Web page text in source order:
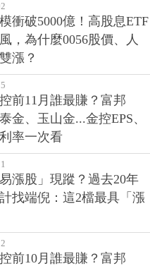
衝破5000億！高股息ETF
，為什麼0056股價、人
漲？
前11月誰最賺？富邦
金、玉山金...金控EPS、
率一次看
漲股」現蹤？過去20年
找端倪：這2檔最具「漲
前10月誰最賺？富邦